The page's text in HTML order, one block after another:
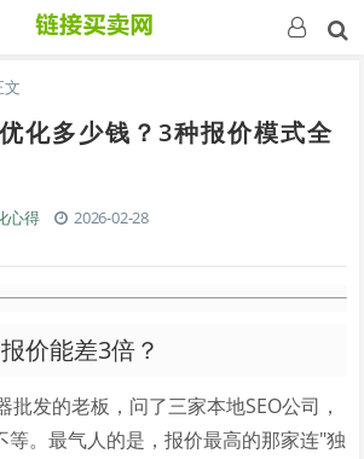
文
化多少钱？3种报价模式全
心得 2026-02-28
价能差3倍？
批发的老板，问了三家本地SEO公司，
等。最气人的是，报价最高的那家连"独